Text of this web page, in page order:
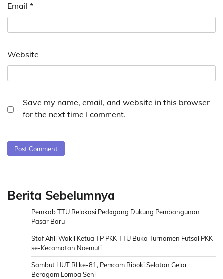
Email *
Website
Save my name, email, and website in this browser
for the next time I comment.
Berita Sebelumnya
Pemkab TTU Relokasi Pedagang Dukung Pembangunan
Pasar Baru
Staf Ahli Wakil Ketua TP PKK TTU Buka Turnamen Futsal PKK
se-Kecamatan Noemuti
Sambut HUT RI ke-81, Pemcam Biboki Selatan Gelar
Beragam Lomba Seni